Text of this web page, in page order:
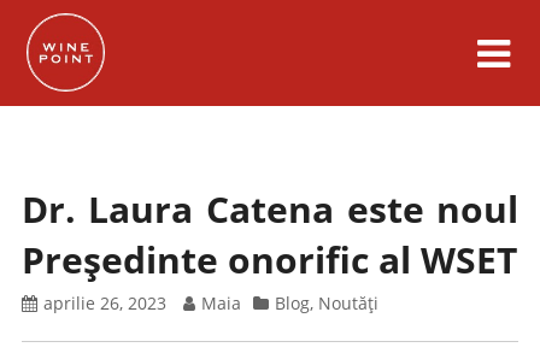
content
Dr. Laura Catena este noul
Președinte onorific al WSET
aprilie 26, 2023 Maia Blog, Noutăți